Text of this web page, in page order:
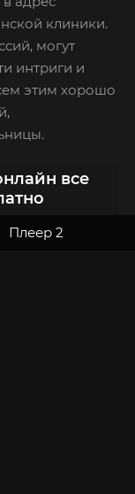
клиники.
могут
интриги и
этим хорошо
все
Плеер 2